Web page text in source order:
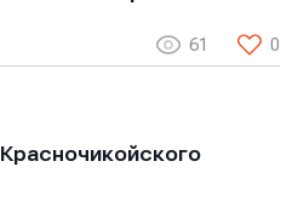
61 0